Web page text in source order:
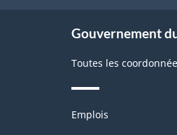
Gouvernement
Toutes les
Thèmes
Emplois